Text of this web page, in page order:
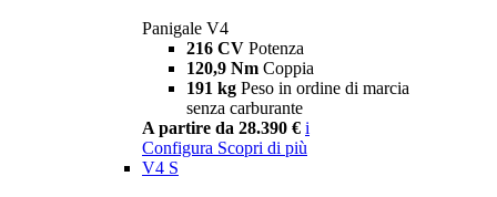
Panigale V4
216 CV Potenza
120,9 Nm Coppia
191 kg Peso in ordine di marcia
senza carburante
A partire da 28.390 € i
Configura Scopri di più
V4 S